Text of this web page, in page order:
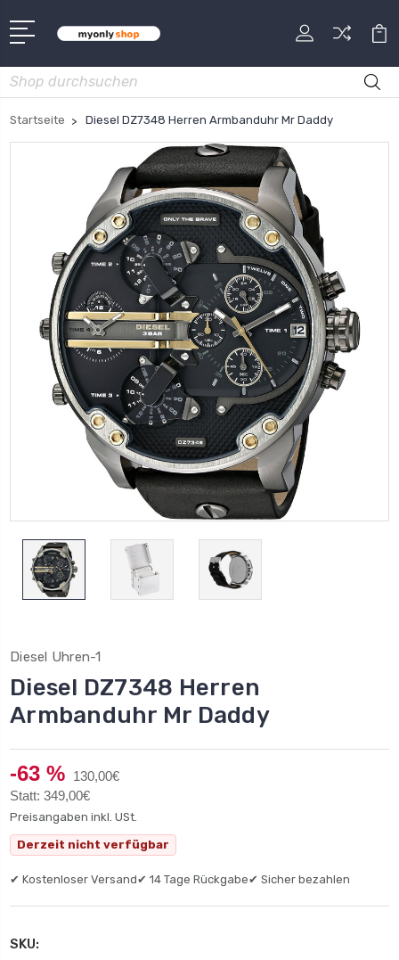
Suche
Startseite Diesel DZ7348 Herren Armbanduhr Mr Daddy
Diesel Uhren-1
Diesel DZ7348 Herren
Armbanduhr Mr Daddy
-63 % 130,00€
Statt: 349,00€
Preisangaben inkl. USt.
Derzeit nicht verfügbar
✔ Kostenloser Versand✔ 14 Tage Rückgabe✔ Sicher bezahlen
SKU: